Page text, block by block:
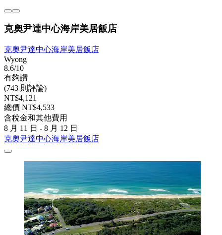
克奧尹達中心海岸美居飯店
克奧尹達中心海岸美居飯店
Wyong
8.6/10
有夠讚
(743 則評論)
NT$4,121
總價 NT$4,533
含稅金和其他費用
8 月 11 日 - 8 月 12 日
克奧尹達中心海岸美居飯店